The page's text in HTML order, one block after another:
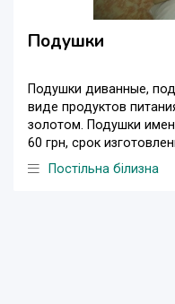
Подушки
Подушки диванные,
виде продуктов
золотом. Подушки
60 грн, срок
Постільна білизна